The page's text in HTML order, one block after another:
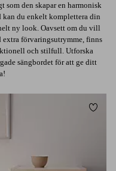
som den skapar en harmonisk
kan du enkelt komplettera din
ny look. Oavsett om du vill
förvaringsutrymme, finns
och stilfull. Utforska
sängbordet för att ge ditt
Lägg